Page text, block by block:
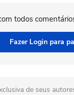
todos
Fazer Login para
de seus